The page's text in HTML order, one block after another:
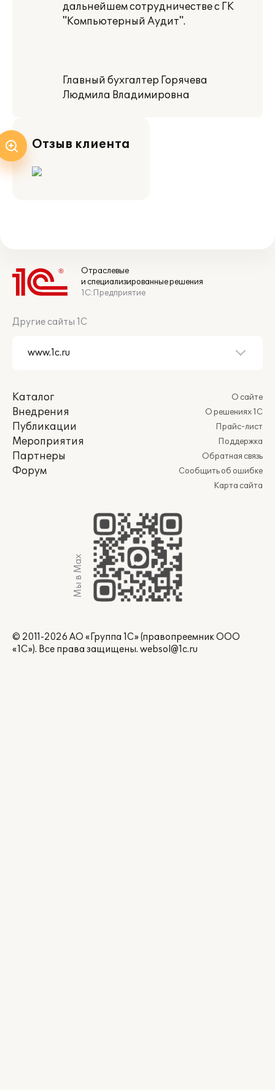
дальнейшем сотрудничестве с ГК
"Компьютерный Аудит".
Главный бухгалтер Горячева
Людмила Владимировна
Отзыв клиента
Отраслевые
и специализированные решения
1С:Предприятие
Другие сайты 1С
Каталог
Внедрения
Публикации
Мероприятия
Партнеры
Форум
О сайте
О решениях 1С
Прайс-лист
Поддержка
Обратная связь
Сообщить об ошибке
Карта сайта
Мы в Max
© 2011-2026 АО «Группа 1С» (правопреемник ООО
«1С»). Все права защищены. websol@1c.ru